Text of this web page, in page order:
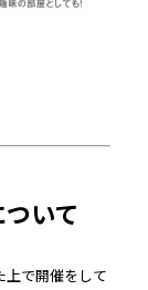
いて
上で開催をして